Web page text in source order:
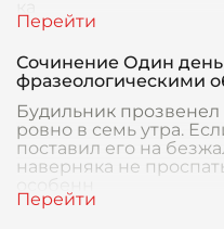
Сочинение Один день
фразеологическими
Будильник прозвенел
ровно в семь утра.
поставил его на
наверняка не
особенн